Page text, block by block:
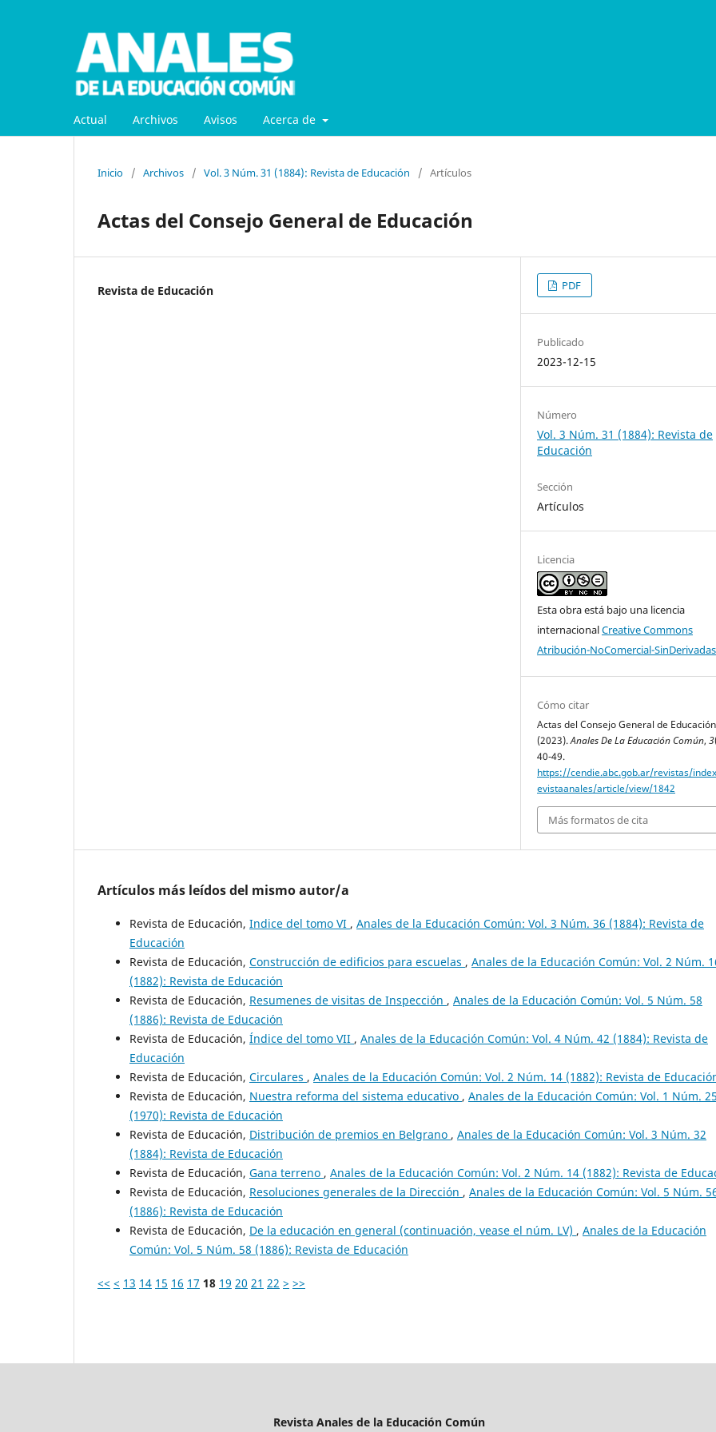
Actual Archivos Avisos Acerca de
Inicio / Archivos / Vol. 3 Núm. 31 (1884): Revista de Educación / Artículos
Actas del Consejo General de Educación
Revista de Educación PDF
Publicado
2023-12-15
Número
Vol. 3 Núm. 31 (1884): Revista de
Educación
Sección
Artículos
Licencia
Esta obra está bajo una licencia
internacionalCreative Commons
Atribución-NoComercial-
Cómo citar
Actas del Consejo General de
(2023).Anales De La Educación Común, 3
40-49.
https://cendie.abc.gob.ar/revistas/
evistaanales/article/view/1842
Más formatos de cita
Artículos más leídos del mismo autor/a
Revista de Educación, Indice del tomo VI , Anales de la Educación Común: Vol. 3 Núm. 36 (1884): Revista de
Educación
Revista de Educación, Construcción de edificios para escuelas , Anales de la Educación Común: Vol. 2 Núm.
(1882): Revista de Educación
Revista de Educación, Resumenes de visitas de Inspección , Anales de la Educación Común: Vol. 5 Núm. 58
(1886): Revista de Educación
Revista de Educación, Índice del tomo VII , Anales de la Educación Común: Vol. 4 Núm. 42 (1884): Revista de
Educación
Revista de Educación, Circulares , Anales de la Educación Común: Vol. 2 Núm. 14 (1882): Revista de
Revista de Educación, Nuestra reforma del sistema educativo , Anales de la Educación Común: Vol. 1 Núm. 25
(1970): Revista de Educación
Revista de Educación, Distribución de premios en Belgrano , Anales de la Educación Común: Vol. 3 Núm. 32
(1884): Revista de Educación
Revista de Educación, Gana terreno , Anales de la Educación Común: Vol. 2 Núm. 14 (1882): Revista de
Revista de Educación, Resoluciones generales de la Dirección , Anales de la Educación Común: Vol. 5 Núm.
(1886): Revista de Educación
Revista de Educación, De la educación en general (continuación, vease el núm. LV) , Anales de la Educación
Común: Vol. 5 Núm. 58 (1886): Revista de Educación
<< < 13 14 15 16 17 18 19 20 21 22 > >>
Revista Anales de la Educación Común